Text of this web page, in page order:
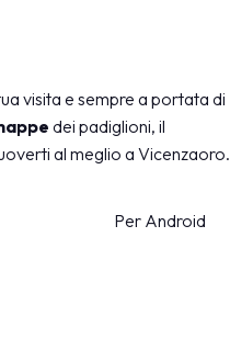
visita e sempre a portata di
dei padiglioni, il
al meglio a Vicenzaoro.
Per Android